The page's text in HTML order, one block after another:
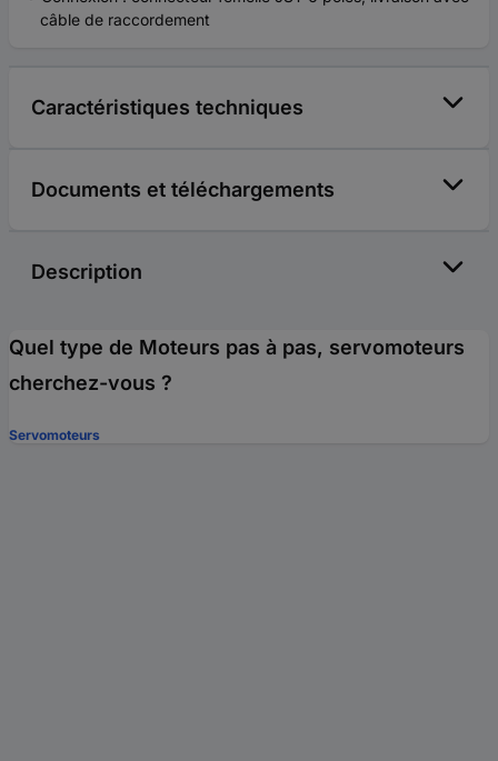
câble de raccordement
Caractéristiques techniques
Documents et téléchargements
Description
Quel type de Moteurs pas à pas, servomoteurs
cherchez-vous ?
Servomoteurs